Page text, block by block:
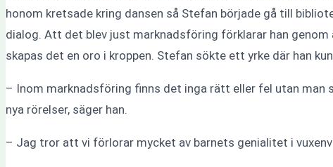
honom kretsade kring dansen så Stefan började gå till
dialog. Att det blev just marknadsföring förklarar han genom
skapas det en oro i kroppen. Stefan sökte ett yrke där han
– Inom marknadsföring finns det inga rätt eller fel utan man
nya rörelser, säger han.
– Jag tror att vi förlorar mycket av barnets genialitet i